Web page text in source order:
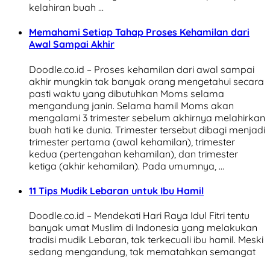
kelahiran buah …
Memahami Setiap Tahap Proses Kehamilan dari
Awal Sampai Akhir
Doodle.co.id – Proses kehamilan dari awal sampai
akhir mungkin tak banyak orang mengetahui secara
pasti waktu yang dibutuhkan Moms selama
mengandung janin. Selama hamil Moms akan
mengalami 3 trimester sebelum akhirnya melahirkan
buah hati ke dunia. Trimester tersebut dibagi menjadi
trimester pertama (awal kehamilan), trimester
kedua (pertengahan kehamilan), dan trimester
ketiga (akhir kehamilan). Pada umumnya, …
11 Tips Mudik Lebaran untuk Ibu Hamil
Doodle.co.id – Mendekati Hari Raya Idul Fitri tentu
banyak umat Muslim di Indonesia yang melakukan
tradisi mudik Lebaran, tak terkecuali ibu hamil. Meski
sedang mengandung, tak mematahkan semangat